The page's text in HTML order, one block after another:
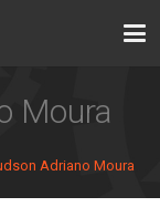
Moura
Adriano Moura